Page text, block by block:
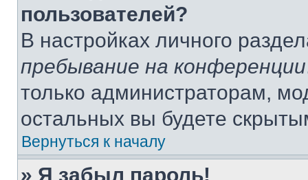
пользователей?
В настройках личного
пребывание на конференции
только администраторам,
остальных вы будете
Вернуться к началу
» Я забыл пароль!